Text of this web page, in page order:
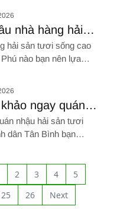
sản với các loại thực
còn chứa nhiều dưỡng
cân bằng dinh dưỡng
sản tươi sống cao cấp
nhà hàng hải
sống cao cấp
thơm ngon
hải sản tươi sống cao
nào bạn nên lựa
công ty giá rẻ, uy tín là
ngay quán
sản tươi sống
Tân Bình cực
nhậu hải sản tươi
dân Tân Bình bạn
2 3 4
5
25 26
Next